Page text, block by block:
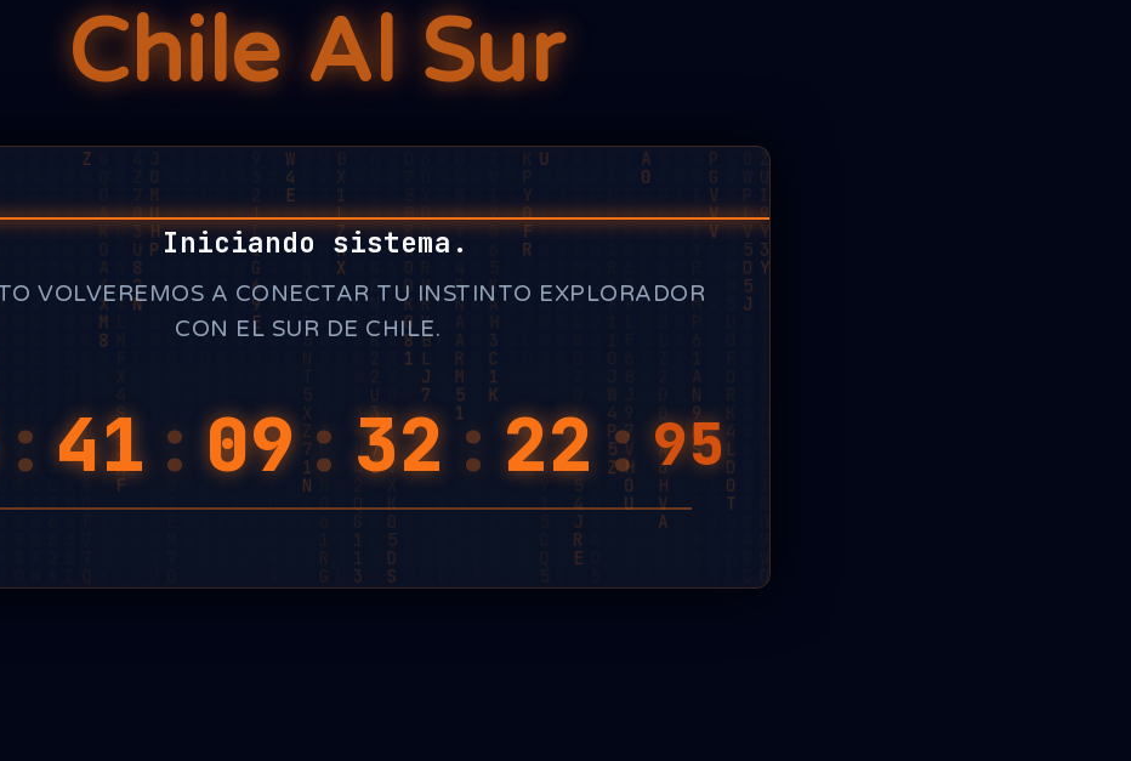
Chile Al Sur
Iniciando sistema.
VOLVEREMOS A CONECTAR TU INSTINTO EXPLORADOR
CON EL SUR DE CHILE.
: 41 : 09: 32: 22: 52